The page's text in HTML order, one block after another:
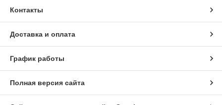
Контакты
Доставка и оплата
График работы
Полная версия сайта